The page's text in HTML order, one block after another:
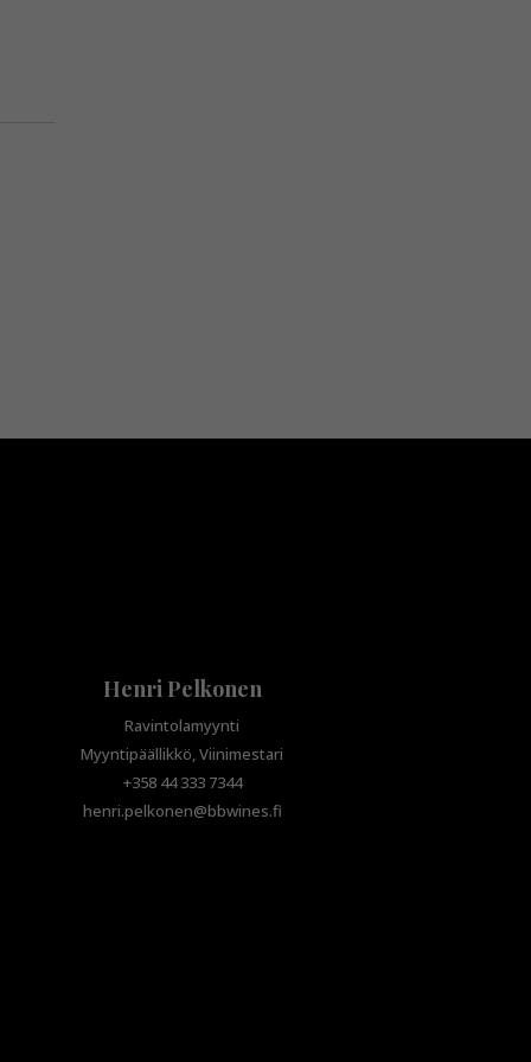
Henri Pelkonen
Ravintolamyynti
Myyntipäällikkö, Viinimestari
+358 44 333 7344
henri.pelkonen@bbwines.fi